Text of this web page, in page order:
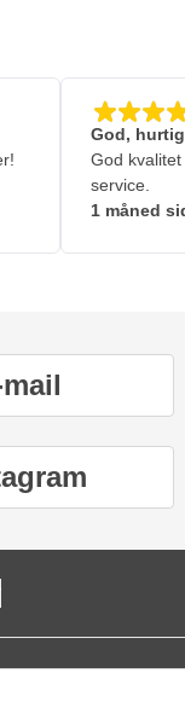
God,
God
service.
1 måned